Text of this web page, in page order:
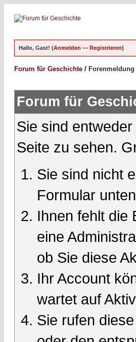
Hallo, Gast! (Anmelden — Registrieren)
Forum für Geschichte / Forenmeldung
Forum für
Sie sind
Seite zu sehen.
Sie sind nicht
Formular
Ihnen fehlt die
eine
ob Sie diese
Ihr Account
wartet auf
Sie rufen